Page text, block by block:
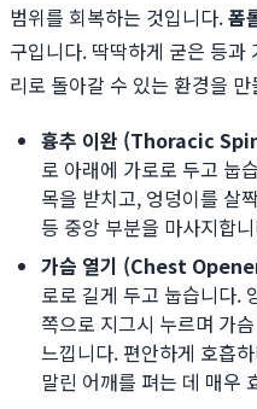
범위를 회복하는 것입니다.폼
구입니다. 딱딱하게 굳은 등
리로 돌아갈 수 있는 환경을
흉추 이완 (Thoracic
로 아래에 가로로 두고 눕
목을 받치고, 엉덩이를 살
등 중앙 부분을 마사지합
가슴 열기 (Chest
로로 길게 두고 눕습니다.
쪽으로 지그시 누르며 가
느낍니다. 편안하게 호흡
말린 어깨를 펴는 데 매우